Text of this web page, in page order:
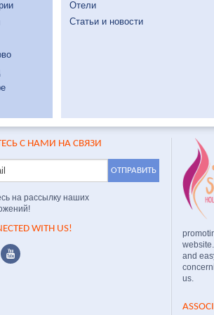
Отели
Статьи и новости
С НАМИ НА СВЯЗИ
на рассылку наших
WITH US!
and
us.